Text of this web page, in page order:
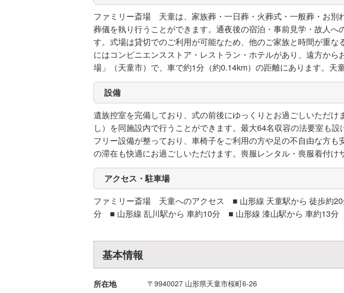
ファミリー斎場 天童は、家族葬・一日葬・火葬式・一般葬・お別
葬儀を執り行うことができます。通夜後の宿泊・事前見学・故人
す。式場は貸切でのご利用が可能なため、他のご家族と時間が重
にはコンビニエンスストア・レストラン・ホテルがあり、遠方か
場」（天童市）で、車で約1分（約0.14km）の距離にあります。天
設備
遺族控室を完備しており、式の前後にゆっくりとお過ごしいただ
し）を同施設内で行うことができます。最大64名収容の法要室も
フリー設備が整っており、車椅子をご利用の方や足の不自由な方
の滞在も快適にお過ごしいただけます。喪服レンタル・喪服着付け
アクセス・駐車場
ファミリー斎場 天童へのアクセス ■ 山形線 天童駅から 徒歩約
分 ■ 山形線 乱川駅から 車約10分 ■ 山形線 漆山駅から 車約13分
基本情報
所在地 〒9940027 山形県天童市桜町6-26